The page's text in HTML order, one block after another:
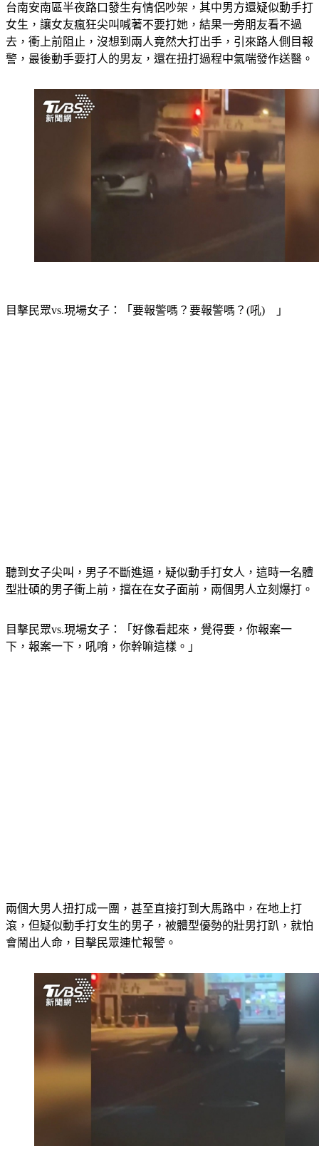
台南安南區半夜路口發生有情侶吵架，其中男方還疑似動手打
女生，讓女友瘋狂尖叫喊著不要打她，結果一旁朋友看不過
去，衝上前阻止，沒想到兩人竟然大打出手，引來路人側目報
聽到女子尖叫，男子不斷進逼，疑似動手打女人，這時一名體
目擊民眾vs.現場女子：「好像看起來，覺得要，你報案一
兩個大男人扭打成一團，甚至直接打到大馬路中，在地上打
滾，但疑似動手打女生的男子，被體型優勢的壯男打趴，就怕